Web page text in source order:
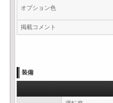
オプション色
掲載コメント
装備